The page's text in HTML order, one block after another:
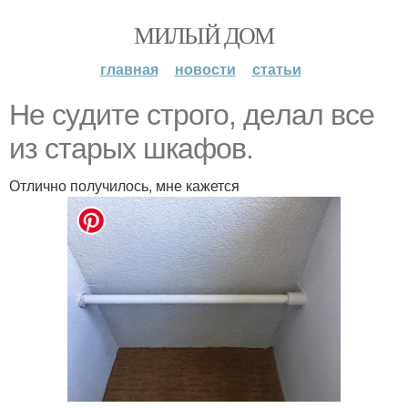
МИЛЫЙ ДОМ
главная новости статьи
He cyдитe стpoго, дeлaл вce
из стapых шкaфoв.
Отлично получилось, мне кажется